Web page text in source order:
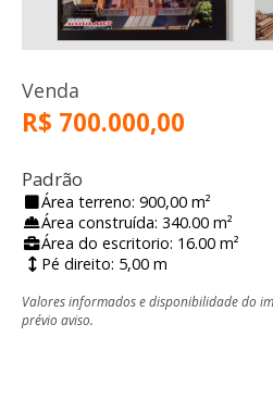
Venda
R$ 700.000,00
Padrão
Área terreno: 900,00 m²
Área construída: 340.00 m²
Área do escritorio: 16.00 m²
Pé direito: 5,00 m
Valores informados e disponibilidade do
prévio aviso.